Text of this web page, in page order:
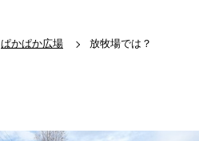
ぱかぱか広場 放牧場では？